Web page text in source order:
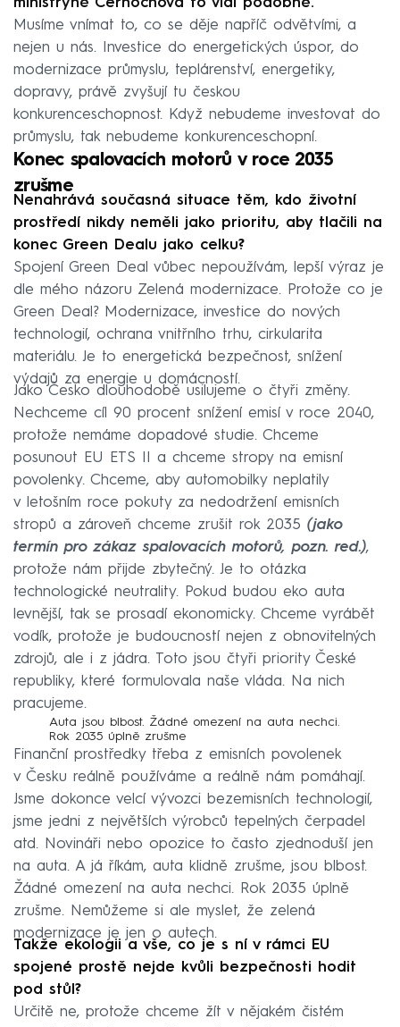
Musíme vnímat to, co se děje napříč odvětvími, a
nejen u nás. Investice do energetických úspor, do
modernizace průmyslu, teplárenství, energetiky,
dopravy, právě zvyšují tu českou
konkurenceschopnost. Když nebudeme investovat do
průmyslu, tak nebudeme konkurenceschopní.
Konec spalovacích motorů v roce 2035
zrušme
Nenahrává současná situace těm, kdo životní
prostředí nikdy neměli jako prioritu, aby tlačili na
konec Green Dealu jako celku?
Spojení Green Deal vůbec nepoužívám, lepší výraz je
dle mého názoru Zelená modernizace. Protože co je
Green Deal? Modernizace, investice do nových
technologií, ochrana vnitřního trhu, cirkularita
materiálu. Je to energetická bezpečnost, snížení
výdajů za energie u domácností.
Jako Česko dlouhodobě usilujeme o čtyři změny.
Nechceme cíl 90 procent snížení emisí v roce 2040,
protože nemáme dopadové studie. Chceme
posunout EU ETS II a chceme stropy na emisní
povolenky. Chceme, aby automobilky neplatily
v letošním roce pokuty za nedodržení emisních
stropů a zároveň chceme zrušit rok 2035 (jako
termín pro zákaz spalovacích motorů, pozn. red.),
protože nám přijde zbytečný. Je to otázka
technologické neutrality. Pokud budou eko auta
levnější, tak se prosadí ekonomicky. Chceme vyrábět
vodík, protože je budoucností nejen z obnovitelných
zdrojů, ale i z jádra. Toto jsou čtyři priority České
republiky, které formulovala naše vláda. Na nich
pracujeme.
Auta jsou blbost. Žádné omezení na auta nechci.
Rok 2035 úplně zrušme
Finanční prostředky třeba z emisních povolenek
v Česku reálně používáme a reálně nám pomáhají.
Jsme dokonce velcí vývozci bezemisních technologií,
jsme jedni z největších výrobců tepelných čerpadel
atd. Novináři nebo opozice to často zjednoduší jen
na auta. A já říkám, auta klidně zrušme, jsou blbost.
Žádné omezení na auta nechci. Rok 2035 úplně
zrušme. Nemůžeme si ale myslet, že zelená
modernizace je jen o autech.
Takže ekologii a vše, co je s ní v rámci EU
spojené prostě nejde kvůli bezpečnosti hodit
pod stůl?
Určitě ne, protože chceme žít v nějakém čistém